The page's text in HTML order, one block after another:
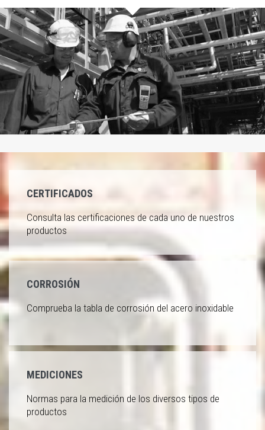
CERTIFICADOS
Consulta las certificaciones de cada uno de nuestros
productos
CORROSIÓN
Comprueba la tabla de corrosión del acero inoxidable
MEDICIONES
Normas para la medición de los diversos tipos de
productos